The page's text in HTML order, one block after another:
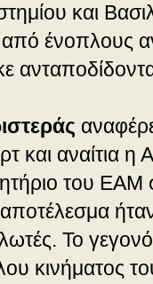
και
ένοπλους
και αναίτια
του ΕΑΜ
Το
κινήματος